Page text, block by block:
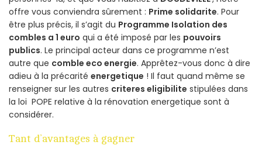
offre vous conviendra sûrement : Prime solidarite. Pour
être plus précis, il s’agit du Programme Isolation des
combles a 1 euro qui a été imposé par les pouvoirs
publics. Le principal acteur dans ce programme n’est
autre que comble eco energie. Apprêtez-vous donc à dire
adieu à la précarité energetique ! Il faut quand même se
renseigner sur les autres criteres eligibilite stipulées dans
la loi POPE relative à la rénovation energetique sont à
considérer.
Tant d’avantages à gagner